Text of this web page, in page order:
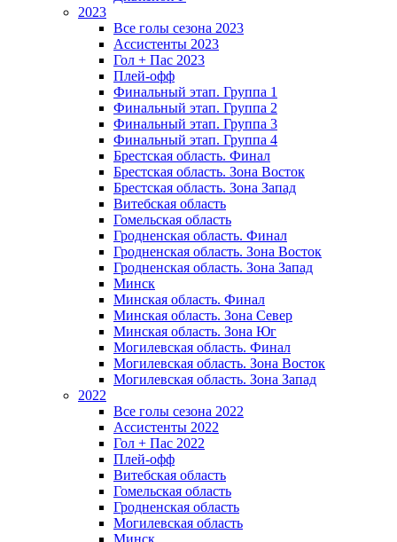
2023
Все голы сезона 2023
Ассистенты 2023
Гол + Пас 2023
Плей-офф
Финальный этап. Группа 1
Финальный этап. Группа 2
Финальный этап. Группа 3
Финальный этап. Группа 4
Брестская область. Финал
Брестская область. Зона Восток
Брестская область. Зона Запад
Витебская область
Гомельская область
Гродненская область. Финал
Гродненская область. Зона Восток
Гродненская область. Зона Запад
Минск
Минская область. Финал
Минская область. Зона Север
Минская область. Зона Юг
Могилевская область. Финал
Могилевская область. Зона Восток
Могилевская область. Зона Запад
2022
Все голы сезона 2022
Ассистенты 2022
Гол + Пас 2022
Плей-офф
Витебская область
Гомельская область
Гродненская область
Могилевская область
Минск